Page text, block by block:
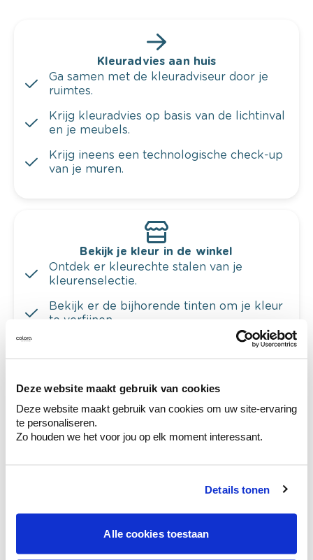
Deze website maakt gebruik van cookies
Deze website maakt gebruik van cookies om uw site-ervaring
te personaliseren.
Zo houden we het voor jou op elk moment interessant.
Details tonen
Alle cookies toestaan
Kleuradvies aan huis
Ga samen met de kleuradviseur door je
ruimtes.
Krijg kleuradvies op basis van de lichtinval
en je meubels.
Krijg ineens een technologische check-up
van je muren.
Bekijk je kleur in de winkel
Ontdek er kleurechte stalen van je
kleurenselectie.
Bekijk er de bijhorende tinten om je kleur
te verfijnen.
Krijg persoonlijk advies om kleuren te
Deze stijlen zijn misschien ook iets voor jou